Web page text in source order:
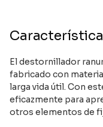
El destornillador
fabricado con
larga vida útil. Con
eficazmente para
otros elementos de